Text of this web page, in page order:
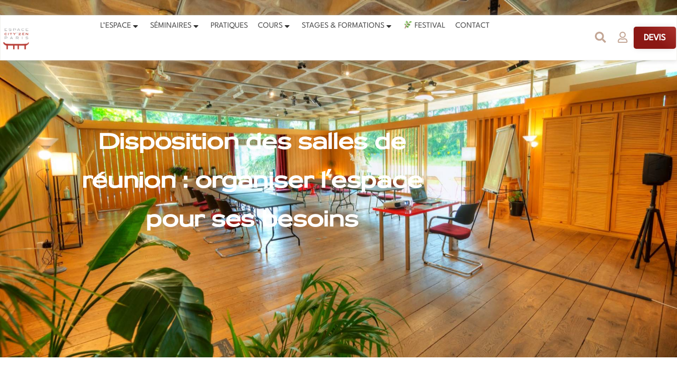
Les cours font la pause à partir du 26 juillet et reprendront le 31 août. Journées portes ouvertes les 5 & 6 septembre !
L’ESPACE SÉMINAIRES PRATIQUES COURS STAGES & FORMATIONS FESTIVAL CONTACT
DEVIS
Disposition des salles de
réunion : organiser l’espace
pour ses besoins